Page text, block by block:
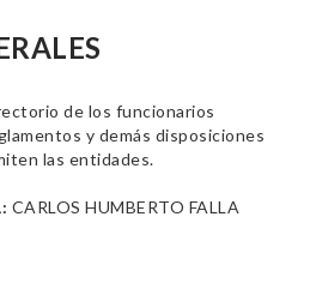
de los funcionarios
y demás disposiciones
las entidades.
CARLOS HUMBERTO FALLA